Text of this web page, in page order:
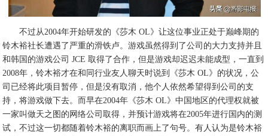
不过从2004年开始研发的《莎木 OL》让这位事业正处于巅峰期的
铃木裕社长遭遇了严重的滑铁卢。游戏虽然得到了公司的大力支持并且
和韩国的游戏公司 JCE 取得了合作，但是游戏却迟迟未能成型，一直到
2008年，铃木裕才在和同行业友人聊天时说到《莎木 OL》的状况，公
司已经将此项目暂停，但是没有取消，他个人依然希望得到公司的支
持，将游戏做下去。而早在2004年《莎木 OL》中国地区的代理权就被
一家叫做天之图的网络公司取得，并预计游戏将在2005年进行国内的测
试，不过这一切都随着铃木裕的离职而画上了句号。有人认为是铃木裕